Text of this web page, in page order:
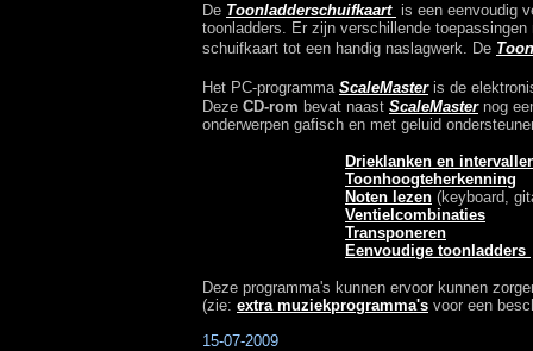
De Toonladderschuifkaart is een eenvoudig
toonladders. Er zijn verschillende
schuifkaart tot een handig naslagwerk. De
Het PC-programma ScaleMaster is de
Deze CD-rom bevat naast ScaleMasternog
onderwerpen gafisch en met geluid
Drieklanken en
Toonhoogteherkenning
Noten lezen (keyboard,
Ventielcombinaties
Transponeren
Eenvoudige toonladders
Deze programma's kunnen ervoor kunnen
(zie: extra muziekprogramma's voor een
15-07-2009